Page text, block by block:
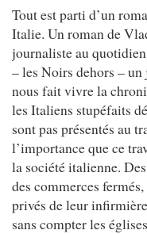
Tout est parti d’un
Italie. Un roman de
journaliste au
– les Noirs dehors –
nous fait vivre la
les Italiens stupéfaits
sont pas présentés au
l’importance que ce
la société italienne.
des commerces
privés de leur
sans compter les